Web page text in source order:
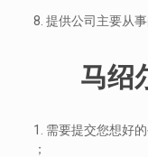
8. 提供公司主要从
马绍
1. 需要提交您想好
；